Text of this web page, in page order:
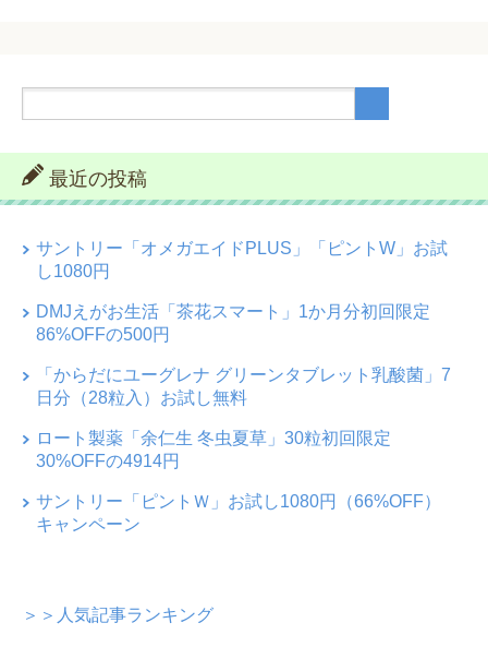
最近の投稿
サントリー「オメガエイドPLUS」「ピントW」お試
し1080円
DMJえがお生活「茶花スマート」1か月分初回限定
86%OFFの500円
「からだにユーグレナ グリーンタブレット乳酸菌」7
日分（28粒入）お試し無料
ロート製薬「余仁生 冬虫夏草」30粒初回限定
30%OFFの4914円
サントリー「ピントＷ」お試し1080円（66%OFF）
キャンペーン
＞＞人気記事ランキング